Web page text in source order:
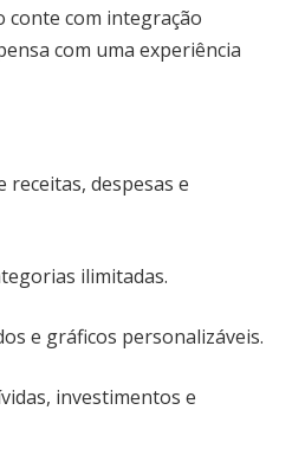
conte com integração
com uma experiência
despesas e
ilimitadas.
e gráficos personalizáveis.
investimentos e